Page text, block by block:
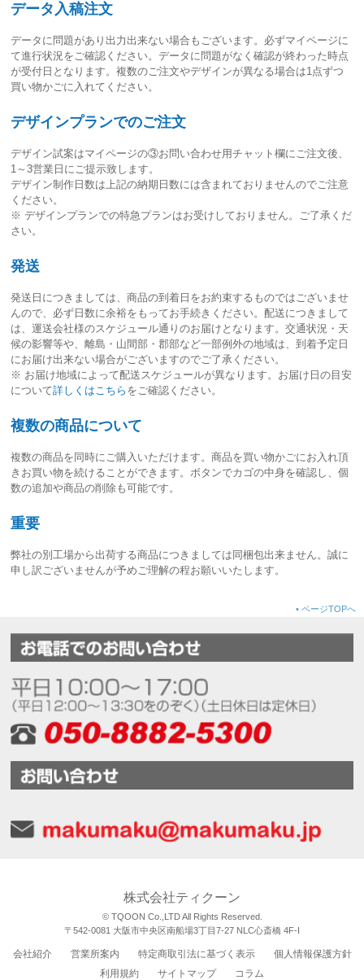
データ入稿注文
データに問題があり出力出来ない場合もございます。必ずマイページに
て進行状況をご確認ください。データに問題がなく確認が終わった時点
が受付日 となります。複数のご注文やデザインが異なる場合は1点ずつ
買い物かごに入れてください。
デザインプランでのご注文
デザイン試案はマイページの③お問い合わせ用チャット欄にご注文後、
1～3営業日 にご提示致します。
デザイン制作日数は上記の納期日数には含まれておりませんのでご注意
ください。
※ デザインプランでの特急プランはお受けしておりません。ご了承くだ
さい。
発送
発送日につきましては、商品の到着日をお約束するものではございませ
んので、必ず日数に余裕をもってお手続きください。配送につきまして
は、運送会社様のスケジュール通りのお届けとなります。交通状況・天
候の影響等や、離島・山間部・郡部など一部例外の地域は、到着予定日
にお届け出来ない場合がございますのでご了承ください。
※ お届け地域によって配送スケジュールが異なります。お届け日の目安
について詳しくはこちら をご確認ください。
複数の商品について
複数の商品を同時にご購入いただけます。商品を買い物かごにお入れ頂
きお買い物を続けることができます。ボタンでカゴの中身を確認し、個
数の追加や商品の削除も可能です。
重要
弊社の別工場から出荷する商品につきましては同梱包出来ません。誠に
申し訳ございませんが予めご理解の程お願いいたします。
• ページTOPへ
株式会社ティクーン
© TQOON Co.,LTD All Rights Reserved.
〒542-0081 大阪市中央区南船場3丁目7-27 NLC心斎橋 4F-I
会社紹介 営業所案内 特定商取引法に基づく表示
個人情報保護方針
利用規約
サイトマップ コラム